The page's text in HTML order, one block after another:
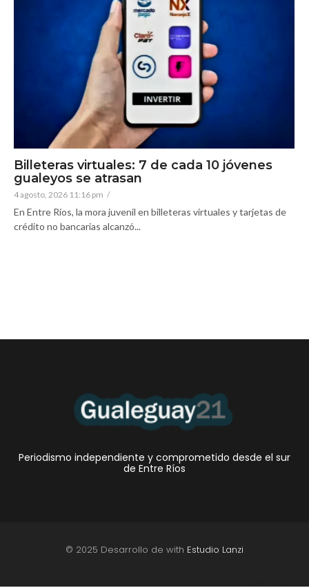
Billeteras virtuales: 7 de cada 10 jóvenes
gualeyos se atrasan
4 agosto, 2026 11:16 pm /
En Entre Ríos, la mora juvenil en billeteras virtuales y tarjetas de
crédito no bancarias alcanzó...
Periodismo independiente y comprometido desde el sur
de Entre Ríos
© 2025 Desarrollo de with Estudio Lanzi